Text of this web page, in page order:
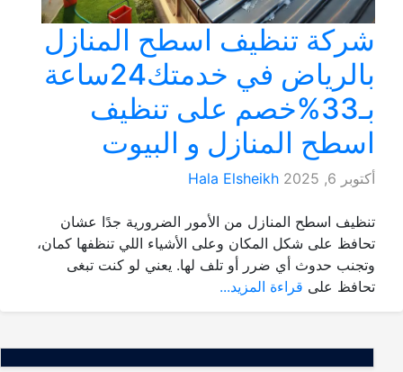
شركة تنظيف اسطح المنازل
بالرياض في خدمتك24ساعة
بـ33%خصم على تنظيف
اسطح المنازل و البيوت
أكتوبر 6, 2025 Hala Elsheikh
تنظيف اسطح المنازل من الأمور الضرورية جدًا عشان
تحافظ على شكل المكان وعلى الأشياء اللي تنظفها كمان،
وتجنب حدوث أي ضرر أو تلف لها. يعني لو كنت تبغى
تحافظ على قراءة المزيد...